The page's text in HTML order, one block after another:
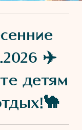
✈️
детям